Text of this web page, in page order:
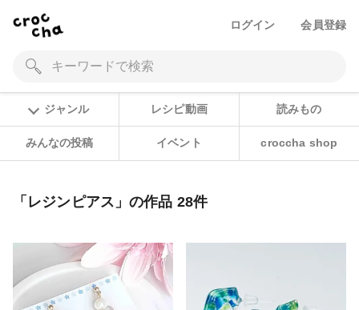
ログイン 会員登録
ジャンル レシピ動画 読みもの
みんなの投稿 イベント croccha shop
「レジンピアス」の作品 28件